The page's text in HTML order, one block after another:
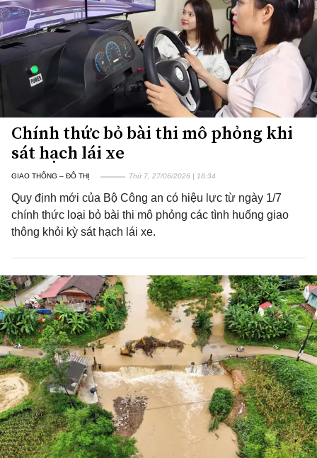
Chính thức bỏ bài thi mô phỏng khi
sát hạch lái xe
GIAO THÔNG – ĐÔ THỊ Thứ 7, 27/06/2026 | 18:34
Quy định mới của Bộ Công an có hiệu lực từ ngày 1/7
chính thức loại bỏ bài thi mô phỏng các tình huống giao
thông khỏi kỳ sát hạch lái xe.